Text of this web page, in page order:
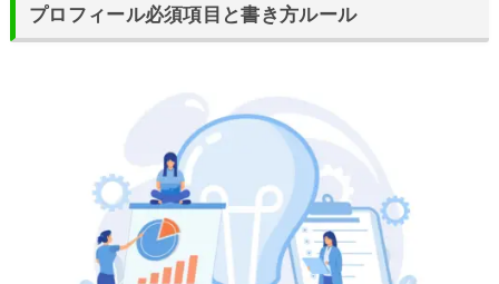
プロフィール必須項目と書き方ルール